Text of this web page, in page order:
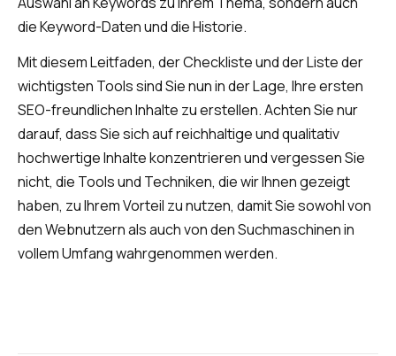
die Keyword-Daten und die Historie.
Mit diesem Leitfaden, der Checkliste und der Liste der
wichtigsten Tools sind Sie nun in der Lage, Ihre ersten
SEO-freundlichen Inhalte zu erstellen. Achten Sie nur
darauf, dass Sie sich auf reichhaltige und qualitativ
hochwertige Inhalte konzentrieren und vergessen Sie
nicht, die Tools und Techniken, die wir Ihnen gezeigt
haben, zu Ihrem Vorteil zu nutzen, damit Sie sowohl von
den Webnutzern als auch von den Suchmaschinen in
vollem Umfang wahrgenommen werden.